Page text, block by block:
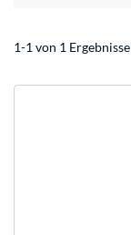
1-1 von 1 Ergebnisse